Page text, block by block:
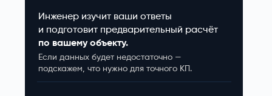
Инженер изучит ваши ответы
и подготовит предварительный расчёт
по вашему объекту.
Если данных будет недостаточно —
подскажем, что нужно для точного КП.